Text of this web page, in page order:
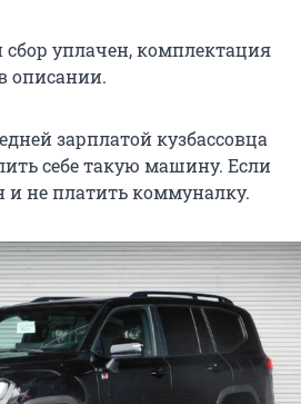
уплачен, комплектация
описании.
зарплатой кузбассовца
себе такую машину. Если
и не платить коммуналку.